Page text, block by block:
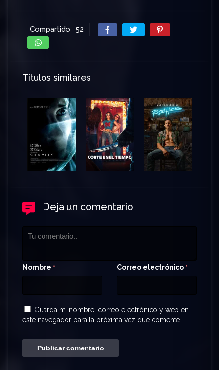
Compartido 52
Títulos similares
Deja un comentario
Nombre * Correo electrónico *
Guarda mi nombre, correo electrónico y web en
este navegador para la próxima vez que comente.